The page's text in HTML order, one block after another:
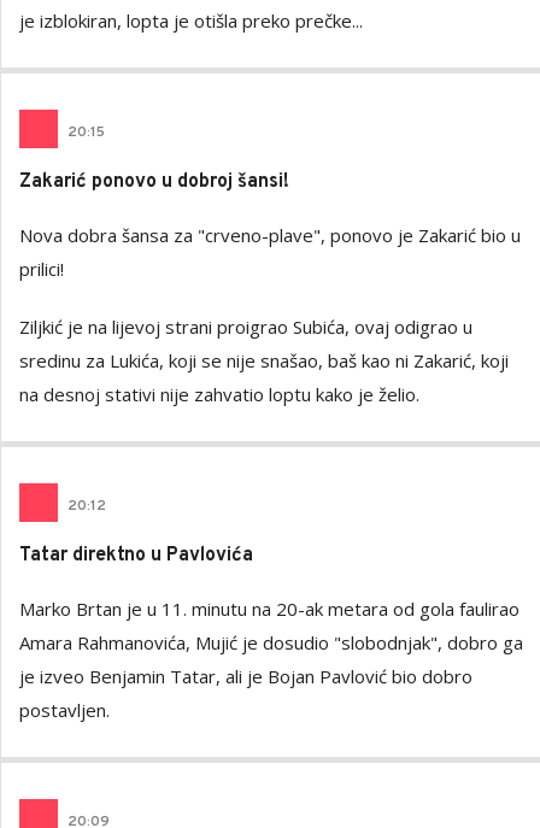
je izblokiran, lopta je otišla preko prečke...
20:15
Zakarić ponovo u dobroj šansi!
Nova dobra šansa za "crveno-plave", ponovo je Zakarić bio u
prilici!
Ziljkić je na lijevoj strani proigrao Subića, ovaj odigrao u
sredinu za Lukića, koji se nije snašao, baš kao ni Zakarić, koji
na desnoj stativi nije zahvatio loptu kako je želio.
20:12
Tatar direktno u Pavlovića
Marko Brtan je u 11. minutu na 20-ak metara od gola faulirao
Amara Rahmanovića, Mujić je dosudio "slobodnjak", dobro ga
je izveo Benjamin Tatar, ali je Bojan Pavlović bio dobro
postavljen.
20:09